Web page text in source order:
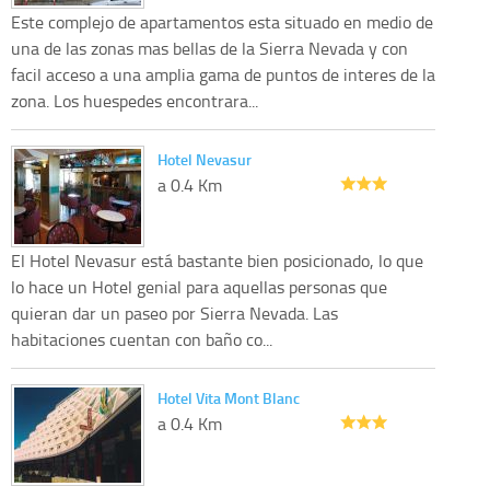
Este complejo de apartamentos esta situado en medio de
una de las zonas mas bellas de la Sierra Nevada y con
facil acceso a una amplia gama de puntos de interes de la
zona. Los huespedes encontrara...
Hotel Nevasur
a 0.4 Km
El Hotel Nevasur está bastante bien posicionado, lo que
lo hace un Hotel genial para aquellas personas que
quieran dar un paseo por Sierra Nevada. Las
habitaciones cuentan con baño co...
Hotel Vita Mont Blanc
a 0.4 Km